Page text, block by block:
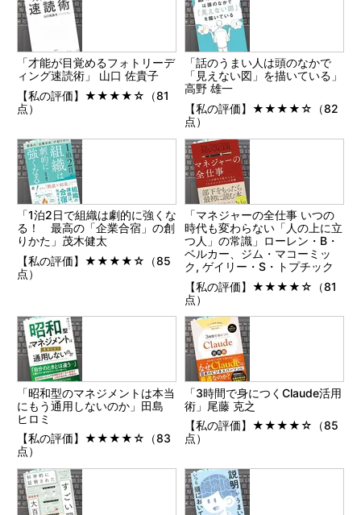
「才能が目覚めるフォトリーデ
ィング速読術」 山口 佐貴子
【私の評価】★★★★☆（81
点）
「話のうまい人は頭のなかで
「見えない図」を描いている」
高野 雄一
【私の評価】★★★★☆（82
点）
「1泊2日で組織は劇的に強くな
る！ 最高の「企業合宿」の創
りかた」茂木健太
【私の評価】★★★★☆（85
点）
「マネジャーの全仕事 いつの
時代も変わらない「人の上に立
つ人」の常識」ローレン・B・
ベルカー、ジム・マコーミッ
ク, ゲイリー・S・トプチック
【私の評価】★★★★☆（81
点）
「昭和型のマネジメントは本当
にもう通用しないのか」田島
ヒロミ
【私の評価】★★★★☆（83
点）
「3時間で身につくClaude活用
術」尾藤 克之
【私の評価】★★★★☆（85
点）